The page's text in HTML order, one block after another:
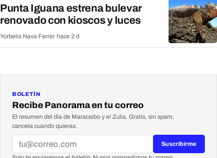
Punta Iguana estrena bulevar
renovado con kioscos y luces
Yorbelis Nava Ferrer hace 2 d
BOLETÍN
Recibe Panorama en tu correo
El resumen del día de Maracaibo y el Zulia. Gratis, sin spam,
cancela cuando quieras.
Suscribirme